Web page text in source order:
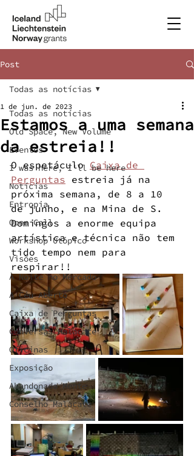
Post
Todas as notícias
Old Space, New Volume
Eventos
I was here, I'll be here
Notícias
Entropia
Open Call
Workshop Utópico
Visões
À Noite no Mercado
A Céu Aberto
Caixa de Perguntas
Conversas Malacate
Oficinas
Exposição
Abandonada Mente
Conselho Malacate
Todas as notícias
Estamos a uma semana
da estreia!!
1 de jun. de 2023
O espetáculo Caixa de
Perguntas estreia já na
próxima semana, de 8 a 10
de junho, e na Mina de S.
Domingos a enorme equipa
artística e técnica não tem
tido tempo nem para
respirar!!